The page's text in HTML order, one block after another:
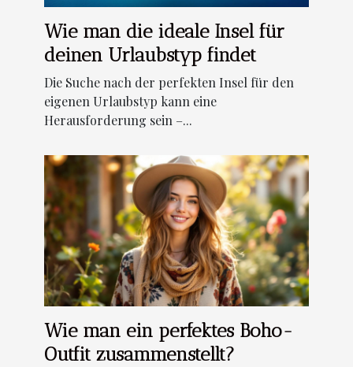
Wie man die ideale Insel für
deinen Urlaubstyp findet
Die Suche nach der perfekten Insel für den
eigenen Urlaubstyp kann eine
Herausforderung sein –...
Wie man ein perfektes Boho-
Outfit zusammenstellt?